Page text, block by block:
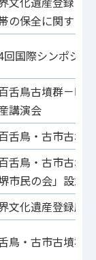
の保全に関する
回国際シンポジウ
百舌鳥古墳群－時
講演会
百舌鳥・古市古墳
百舌鳥・古市古墳
市民の会」設立
文化遺産登録応
鳥・古市古墳群